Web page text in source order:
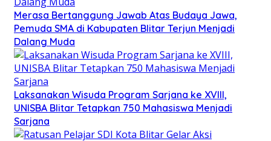
Merasa Bertanggung Jawab Atas Budaya Jawa,
Pemuda SMA di Kabupaten Blitar Terjun Menjadi
Dalang Muda
Laksanakan Wisuda Program Sarjana ke XVIII,
UNISBA Blitar Tetapkan 750 Mahasiswa Menjadi
Sarjana